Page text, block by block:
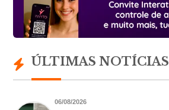
ÚLTIMAS NOTÍCIAS
06/08/2026